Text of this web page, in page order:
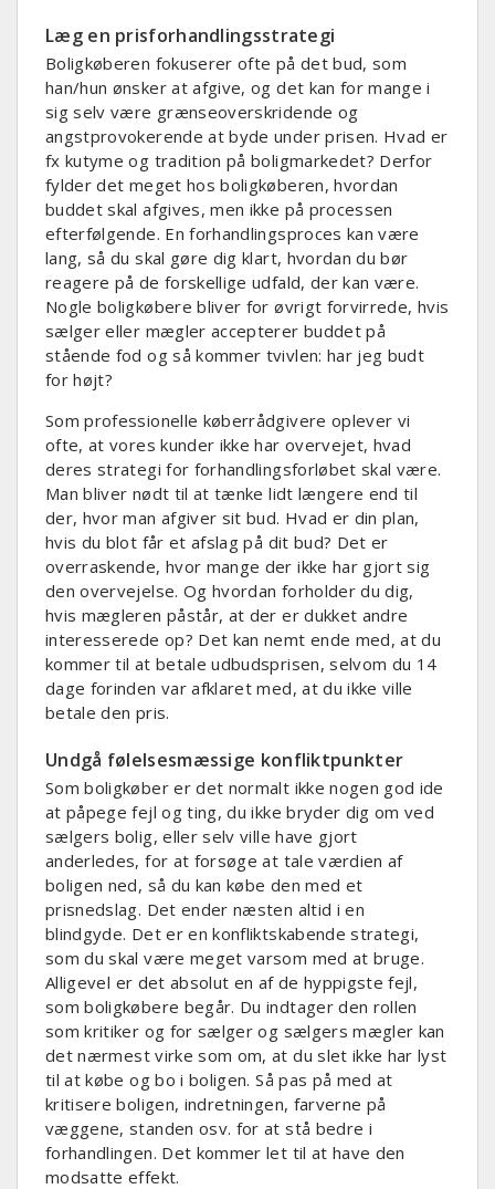
Læg en prisforhandlingsstrategi
Boligkøberen fokuserer ofte på det bud, som
han/hun ønsker at afgive, og det kan for mange i
sig selv være grænseoverskridende og
angstprovokerende at byde under prisen. Hvad er
fx kutyme og tradition på boligmarkedet? Derfor
fylder det meget hos boligkøberen, hvordan
buddet skal afgives, men ikke på processen
efterfølgende. En forhandlingsproces kan være
lang, så du skal gøre dig klart, hvordan du bør
reagere på de forskellige udfald, der kan være.
Nogle boligkøbere bliver for øvrigt forvirrede, hvis
sælger eller mægler accepterer buddet på
stående fod og så kommer tvivlen: har jeg budt
for højt?
Som professionelle køberrådgivere oplever vi
ofte, at vores kunder ikke har overvejet, hvad
deres strategi for forhandlingsforløbet skal være.
Man bliver nødt til at tænke lidt længere end til
der, hvor man afgiver sit bud. Hvad er din plan,
hvis du blot får et afslag på dit bud? Det er
overraskende, hvor mange der ikke har gjort sig
den overvejelse. Og hvordan forholder du dig,
hvis mægleren påstår, at der er dukket andre
interesserede op? Det kan nemt ende med, at du
kommer til at betale udbudsprisen, selvom du 14
dage forinden var afklaret med, at du ikke ville
betale den pris.
Undgå følelsesmæssige konfliktpunkter
Som boligkøber er det normalt ikke nogen god ide
at påpege fejl og ting, du ikke bryder dig om ved
sælgers bolig, eller selv ville have gjort
anderledes, for at forsøge at tale værdien af
boligen ned, så du kan købe den med et
prisnedslag. Det ender næsten altid i en
blindgyde. Det er en konfliktskabende strategi,
som du skal være meget varsom med at bruge.
Alligevel er det absolut en af de hyppigste fejl,
som boligkøbere begår. Du indtager den rollen
som kritiker og for sælger og sælgers mægler kan
det nærmest virke som om, at du slet ikke har lyst
til at købe og bo i boligen. Så pas på med at
kritisere boligen, indretningen, farverne på
væggene, standen osv. for at stå bedre i
forhandlingen. Det kommer let til at have den
modsatte effekt.